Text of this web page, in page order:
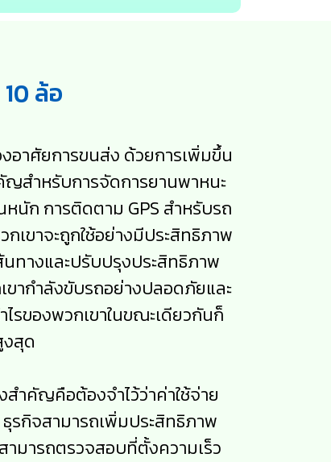
ล้อ
อาศัยการขนส่ง ด้วยการเพิ่มขึ้น
ญสำหรับการจัดการยานพาหนะ
หนัก การติดตาม GPS สำหรับรถ
เขาจะถูกใช้อย่างมีประสิทธิภาพ
นทางและปรับปรุงประสิทธิภาพ
ากำลังขับรถอย่างปลอดภัยและ
รของพวกเขาในขณะเดียวกันก็
สุด
ำคัญคือต้องจำไว้ว่าค่าใช้จ่าย
รกิจสามารถเพิ่มประสิทธิภาพ
ามารถตรวจสอบที่ตั้งความเร็ว